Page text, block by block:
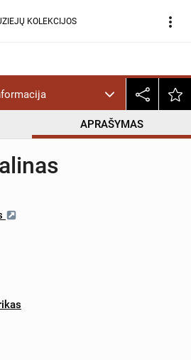
KOLEKCIJOS more_vert
APRAŠYMAS